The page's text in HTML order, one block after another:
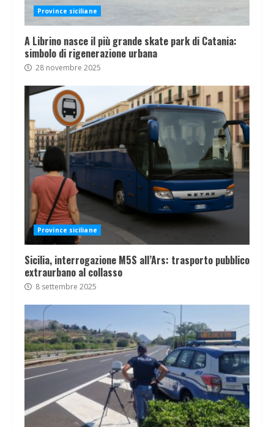
Province siciliane
A Librino nasce il più grande skate park di Catania:
simbolo di rigenerazione urbana
28 novembre 2025
Province siciliane
Sicilia, interrogazione M5S all’Ars: trasporto pubblico
extraurbano al collasso
8 settembre 2025